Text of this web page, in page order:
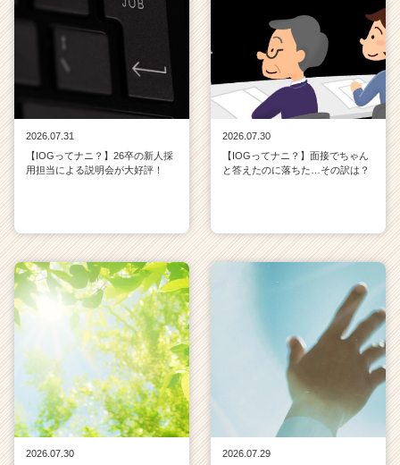
2026.07.31
【IOGってナニ？】26卒の新人採
用担当による説明会が大好評！
2026.07.30
【IOGってナニ？】面接でちゃん
と答えたのに落ちた…その訳は？
2026.07.30
2026.07.29